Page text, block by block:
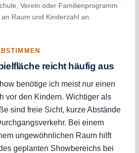
Verein oder Familienprogramm
Raum und Kinderzahl an.
reicht häufig aus
benötige ich meist nur einen
vor den Kindern. Wichtiger als
sind freie Sicht, kurze Abstände
Bei einem
ungewöhnlichen Raum hilft
geplanten Showbereichs bei